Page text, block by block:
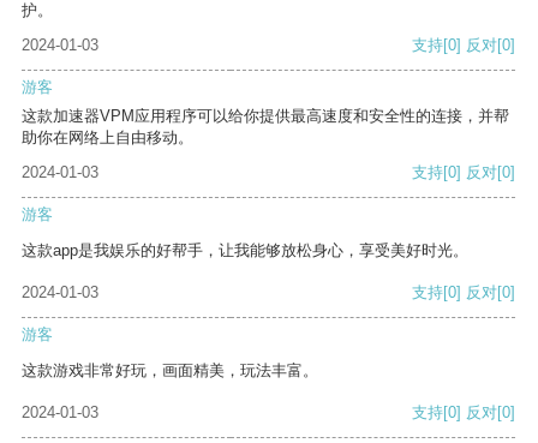
护。
2024-01-03
支持[0] 反对[0]
游客
这款加速器VPM应用程序可以给你提供最高速度和安全性的连接，并帮
助你在网络上自由移动。
2024-01-03
支持[0] 反对[0]
游客
这款app是我娱乐的好帮手，让我能够放松身心，享受美好时光。
2024-01-03 支持[0] 反对[0]
游客
这款游戏非常好玩，画面精美，玩法丰富。
2024-01-03 支持[0] 反对[0]